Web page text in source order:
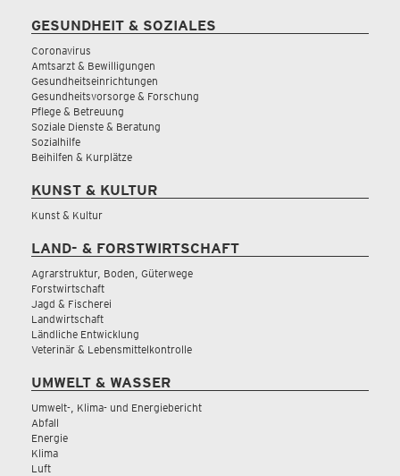
GESUNDHEIT & SOZIALES
Coronavirus
Amtsarzt & Bewilligungen
Gesundheitseinrichtungen
Gesundheitsvorsorge & Forschung
Pflege & Betreuung
Soziale Dienste & Beratung
Sozialhilfe
Beihilfen & Kurplätze
KUNST & KULTUR
Kunst & Kultur
LAND- & FORSTWIRTSCHAFT
Agrarstruktur, Boden, Güterwege
Forstwirtschaft
Jagd & Fischerei
Landwirtschaft
Ländliche Entwicklung
Veterinär & Lebensmittelkontrolle
UMWELT & WASSER
Umwelt-, Klima- und Energiebericht
Abfall
Energie
Klima
Luft